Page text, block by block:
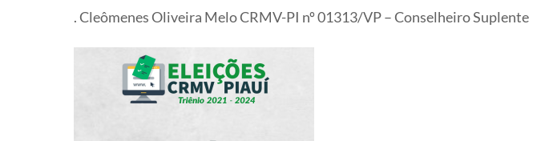
. Cleômenes Oliveira Melo CRMV-PI nº 01313/VP – Conselheiro Suplente